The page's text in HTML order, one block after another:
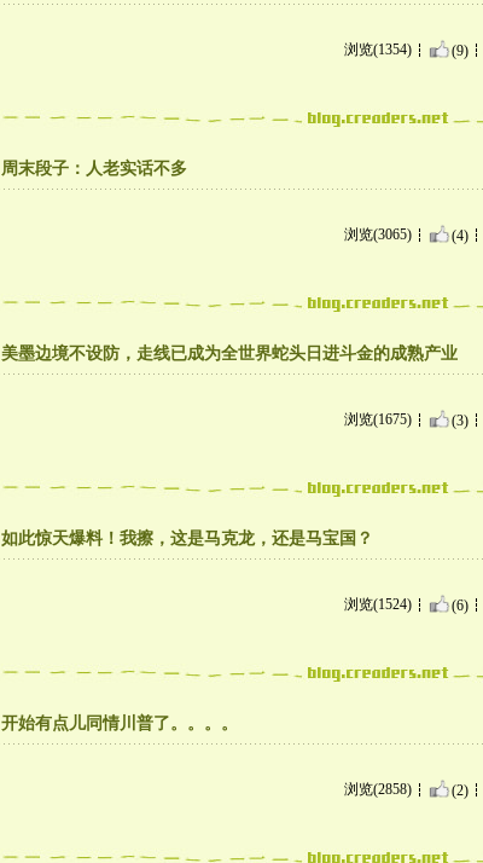
浏览(1354) (9)
周末段子：人老实话不多
浏览(3065) (4)
美墨边境不设防，走线已成为全世界蛇头日进斗金的成熟产业
浏览(1675) (3)
如此惊天爆料！我擦，这是马克龙，还是马宝国？
浏览(1524) (6)
开始有点儿同情川普了。。。。
浏览(2858) (2)